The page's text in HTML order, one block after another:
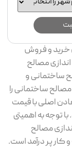
و فروش
مصالح
ساختمانی و
ساختمانی را
اصلی با قیمت
توجه به اهمیتی
مصالح
پر درآمد است.